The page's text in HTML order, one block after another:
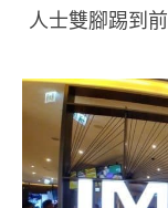
人士雙腳踢到